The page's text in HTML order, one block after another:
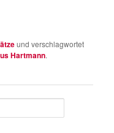
und verschlagwortet
Hartmann.